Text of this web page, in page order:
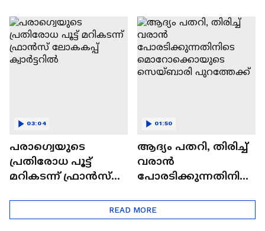
അറിയാമോ?
കഴിയാത്ത ടീം;
ബ്രസീലിന് ഇന്ന്
നോർവേ കടമ്പ
പരാഗ്വെയുടെ
പ്രതിരോധ പൂട്ട്
മറികടന്ന് ഫ്രാൻസ്
03:04
ആദ്യം പതറി, തിരിച്ച്
വരാൻ
പോരടിക്കുന്നതിനിടെ
സെയ്ബാരി
പുറത്തേക്ക്
01:50
READ MORE